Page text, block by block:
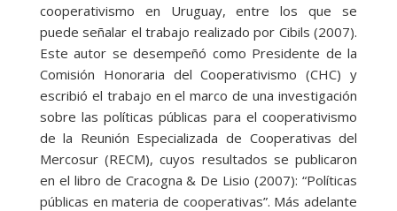
cooperativismo en Uruguay, entre los que se
puede señalar el trabajo realizado por Cibils (2007).
Este autor se desempeñó como Presidente de la
Comisión Honoraria del Cooperativismo (CHC) y
escribió el trabajo en el marco de una investigación
sobre las políticas públicas para el cooperativismo
de la Reunión Especializada de Cooperativas del
Mercosur (RECM), cuyos resultados se publicaron
en el libro de Cracogna & De Lisio (2007): “Políticas
públicas en materia de cooperativas”. Más adelante